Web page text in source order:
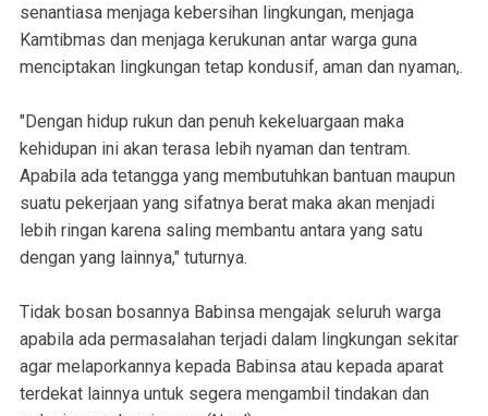
senantiasa menjaga kebersihan lingkungan, menjaga
Kamtibmas dan menjaga kerukunan antar warga guna
menciptakan lingkungan tetap kondusif, aman dan nyaman,.
"Dengan hidup rukun dan penuh kekeluargaan maka
kehidupan ini akan terasa lebih nyaman dan tentram.
Apabila ada tetangga yang membutuhkan bantuan maupun
suatu pekerjaan yang sifatnya berat maka akan menjadi
lebih ringan karena saling membantu antara yang satu
dengan yang lainnya," tuturnya.
Tidak bosan bosannya Babinsa mengajak seluruh warga
apabila ada permasalahan terjadi dalam lingkungan sekitar
agar melaporkannya kepada Babinsa atau kepada aparat
terdekat lainnya untuk segera mengambil tindakan dan